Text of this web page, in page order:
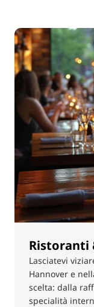
Ristoranti
Lasciatevi
Hannover e
scelta: dalla
specialità